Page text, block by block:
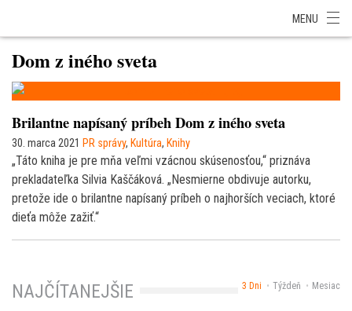
MENU
Dom z iného sveta
Brilantne napísaný príbeh Dom z iného sveta
30. marca 2021 PR správy, Kultúra, Knihy
„Táto kniha je pre mňa veľmi vzácnou skúsenosťou,“ priznáva
prekladateľka Silvia Kaščáková. „Nesmierne obdivuje autorku,
pretože ide o brilantne napísaný príbeh o najhorších veciach, ktoré
dieťa môže zažiť.“
3 Dni Týždeň Mesiac
NAJČÍTANEJŠIE